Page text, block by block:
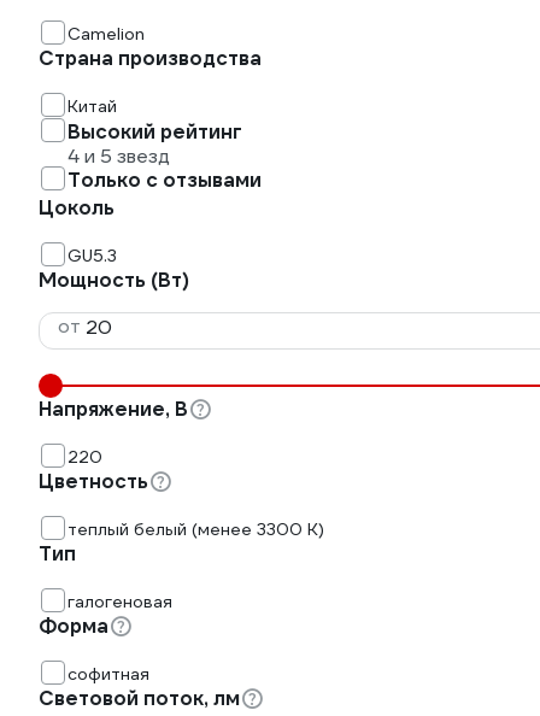
Camelion
Страна производства
Китай
Высокий рейтинг
4 и 5 звезд
Только с отзывами
Цоколь
GU5.3
Мощность (Вт)
от
Напряжение, В
220
Цветность
теплый белый (менее 3300 К)
Тип
галогеновая
Форма
софитная
Световой поток, лм